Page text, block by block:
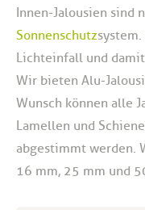
Innen-Jalousien sind
Sonnenschutz
Lichteinfall und
Wir bieten Alu-
Wunsch können alle
Lamellen und
abgestimmt werden.
16 mm, 25 mm und